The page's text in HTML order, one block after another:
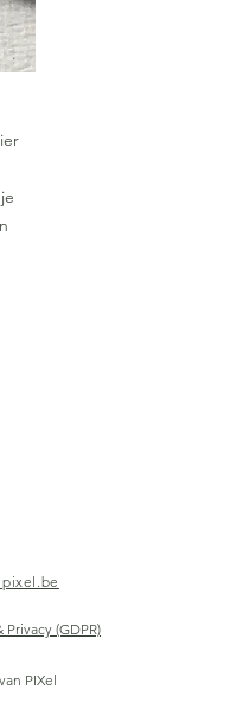
(GDPR)
PIXel